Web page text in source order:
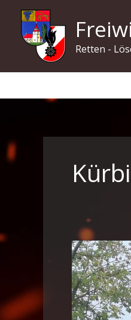
Inhalt
springen
Retten -